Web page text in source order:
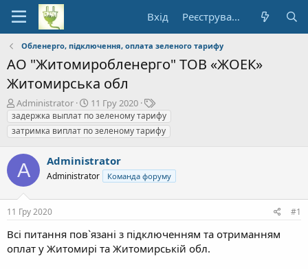
Вхід Реєстрування
Обленерго, підключення, оплата зеленого тарифу
АО "Житомиробленерго" ТОВ «ЖОЕК»
Житомирська обл
А
в
т
о
р
е
м
и
Administrator
Д
а
т
а
о
ч
т
11 Гру 2020
Т
е
ґ
и
задержка выплат по зеленому тарифу
затримка виплат по зеленому тарифу
A Administrator
Administrator Команда форуму
11 Гру 2020 #1
Всі питання пов`язані з підключенням та отриманням
оплат у Житомирі та Житомирській обл.